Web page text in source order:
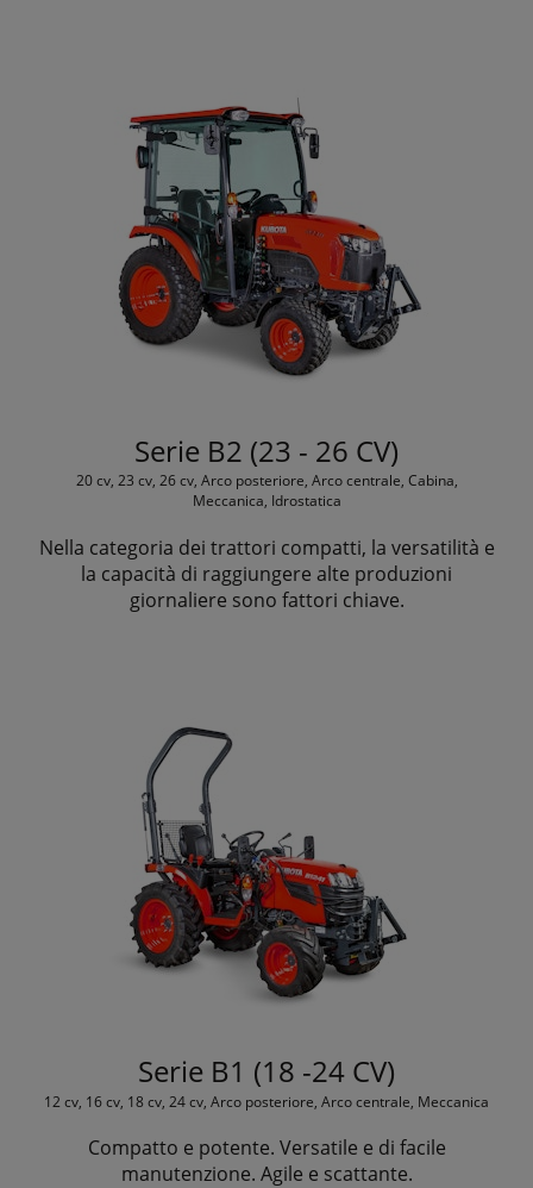
Serie B2 (23 - 26 CV)
20 cv, 23 cv, 26 cv, Arco posteriore, Arco centrale, Cabina,
Meccanica, Idrostatica
Nella categoria dei trattori compatti, la versatilità e
la capacità di raggiungere alte produzioni
giornaliere sono fattori chiave.
Serie B1 (18 -24 CV)
12 cv, 16 cv, 18 cv, 24 cv, Arco posteriore, Arco centrale, Meccanica
Compatto e potente. Versatile e di facile
manutenzione. Agile e scattante.